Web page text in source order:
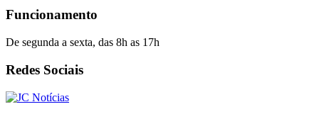
Funcionamento
De segunda a sexta, das 8h as 17h
Redes Sociais